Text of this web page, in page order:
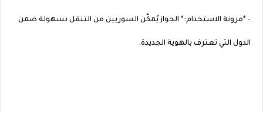
- *مرونة الاستخدام:* الجواز يُمكّن السوريين من التنقل بسهولة ضمن
الدول التي تعترف بالهوية الجديدة.